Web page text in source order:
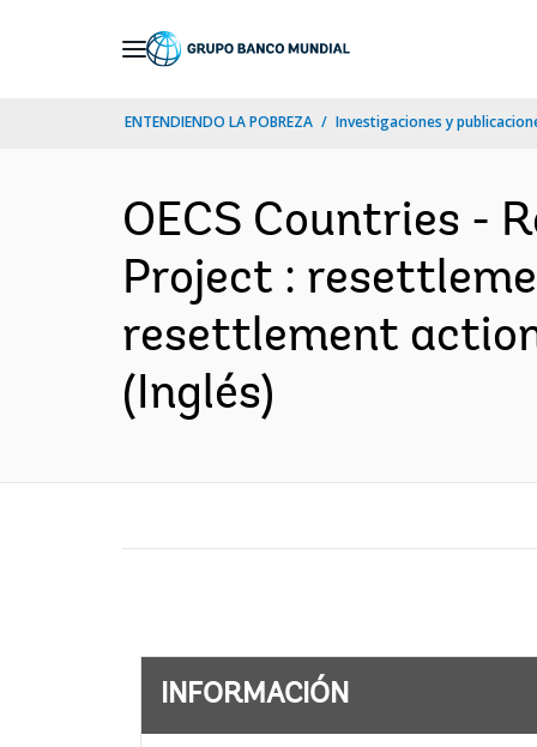
ENTENDIENDO LA POBREZA Investigaciones y
OECS Countries -
Project :
resettlement
(Inglés)
INFORMACIÓN